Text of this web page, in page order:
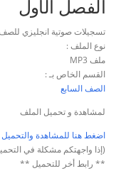
الفصل الأول
تسجيلات صوتية انجليزي
نوع الملف :
ملف MP3
القسم الخاص بـ :
الصف السابع
لمشاهدة و تحميل الملف
اضغط هنا للمشاهدة والتحميل
(إذا واجهتكم مشكلة في
** رابط أخر للتحميل **